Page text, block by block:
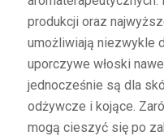
produkcji oraz
umożliwiają niezwykle
uporczywe włoski
jednocześnie są dla
odżywcze i kojące.
mogą cieszyć się po